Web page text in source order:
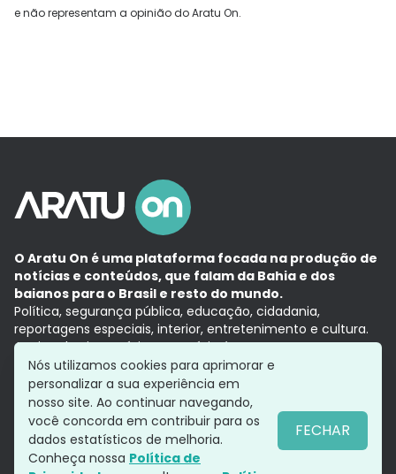
e não representam a opinião do Aratu On.
O Aratu On é uma plataforma focada na produção de
notícias e conteúdos, que falam da Bahia e dos
baianos para o Brasil e resto do mundo.
Política, segurança pública, educação, cidadania,
reportagens especiais, interior, entretenimento e cultura.
Aqui, tudo vira notícia e a notícia é no tempo presente,
com a credibilidade do Grupo Aratu.
Grupo Aratu
Política de privacidade
Siga-nos
Nós utilizamos cookies para aprimorar e
personalizar a sua experiência em
nosso site. Ao continuar navegando,
você concorda em contribuir para os
dados estatísticos de melhoria.
Conheça nossa Política de
FECHAR